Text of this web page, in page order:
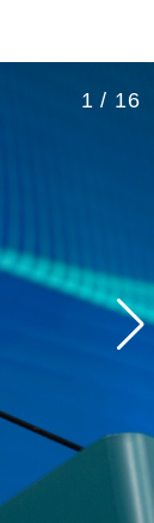
1 / 16